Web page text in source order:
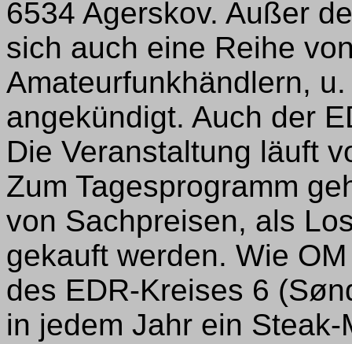
6534 Agerskov. Außer
sich auch eine Reihe
Amateurfunkhändlern,
angekündigt. Auch der
Die Veranstaltung läuft
Zum Tagesprogramm
von Sachpreisen, als
gekauft werden. Wie
des EDR-Kreises 6
in jedem Jahr ein